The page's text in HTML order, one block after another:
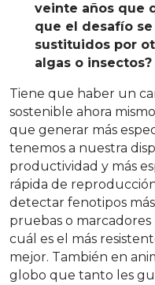
veinte años que
que el desafío
sustituidos por
algas o insectos?
Tiene que haber un
sostenible ahora
que generar más
tenemos a nuestra
productividad y más
rápida de
detectar fenotipos
pruebas o
cuál es el más
mejor. También en
globo que tanto les